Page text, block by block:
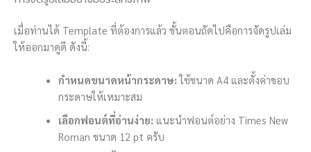
เมื่อท่านได้ Template ที่ต้องการแล้ว ขั้นตอนถัดไปคือการจัดรูปเล่ม
ให้ออกมาดูดี ดังนี้:
กำหนดขนาดหน้ากระดาษ: ใช้ขนาด A4 และตั้งค่าขอบ
กระดาษให้เหมาะสม
เลือกฟอนต์ที่อ่านง่าย: แนะนำฟอนต์อย่าง Times New
Roman ขนาด 12 pt ครับ